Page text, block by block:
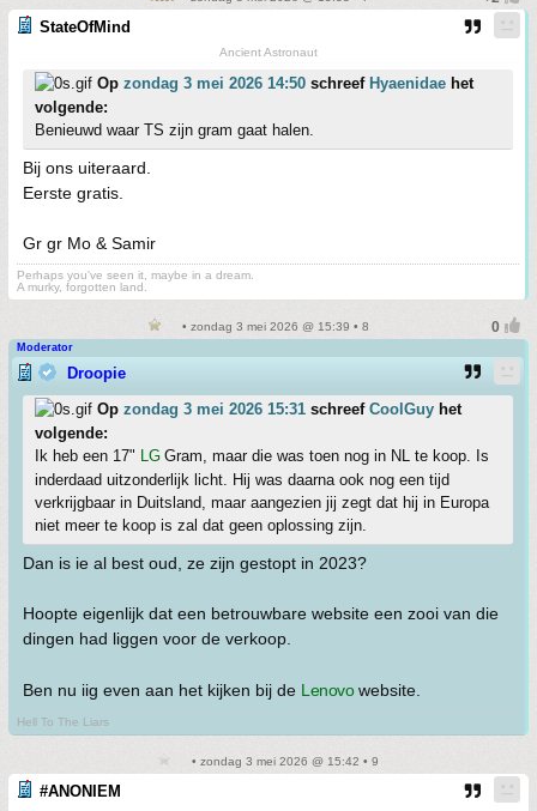
StateOfMind
Ancient Astronaut
Op zondag 3 mei 2026 14:50 schreef Hyaenidae het
volgende:
Benieuwd waar TS zijn gram gaat halen.
Bij ons uiteraard.
Eerste gratis.
Gr gr Mo & Samir
Perhaps you've seen it, maybe in a dream.
A murky, forgotten land.
• zondag 3 mei 2026 @ 15:39 • 8
Moderator
Droopie
Op zondag 3 mei 2026 15:31 schreef CoolGuy het
volgende:
Ik heb een 17" LGGram, maar die was toen nog in NL te koop. Is
inderdaad uitzonderlijk licht. Hij was daarna ook nog een tijd
verkrijgbaar in Duitsland, maar aangezien jij zegt dat hij in Europa
niet meer te koop is zal dat geen oplossing zijn.
Dan is ie al best oud, ze zijn gestopt in 2023?
Hoopte eigenlijk dat een betrouwbare website een zooi van die
dingen had liggen voor de verkoop.
Ben nu iig even aan het kijken bij de Lenovowebsite.
Hell To The Liars
• zondag 3 mei 2026 @ 15:42 • 9
#ANONIEM